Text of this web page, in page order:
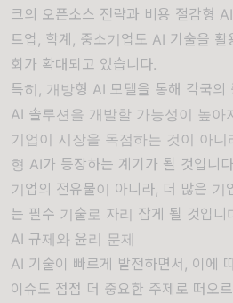
크의 오픈소스 전략과 비용 절감형
트업, 학계, 중소기업도 AI 기술을 활
회가 확대되고 있습니다.
특히, 개방형 AI 모델을 통해 각국의
AI 솔루션을 개발할 가능성이 높아
기업이 시장을 독점하는 것이 아
형 AI가 등장하는 계기가 될 것입니
기업의 전유물이 아니라, 더 많은 기
는 필수 기술로 자리 잡게 될 것입니
AI 규제와 윤리 문제
AI 기술이 빠르게 발전하면서, 이에
이슈도 점점 더 중요한 주제로 떠오